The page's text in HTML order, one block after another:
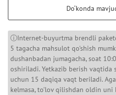
Do‘konda
ⓘInternet-buyurtma brendli
5 tagacha mahsulot qo'shish
dushanbadan jumagacha, soat
oshiriladi. Yetkazib berish vaqtida
uchun 15 daqiqa vaqt beriladi.
kelmasa, to'lov qilishdan oldin